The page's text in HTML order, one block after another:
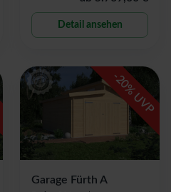
Detail ansehen
-
20
% UVP
Garage Fürth A